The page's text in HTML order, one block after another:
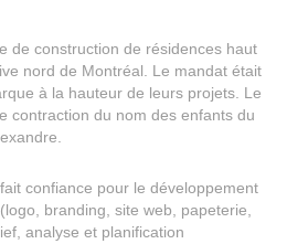
de construction de résidences haut
nord de Montréal. Le mandat était
à la hauteur de leurs projets. Le
contraction du nom des enfants du
confiance pour le développement
branding, site web, papeterie,
analyse et planification